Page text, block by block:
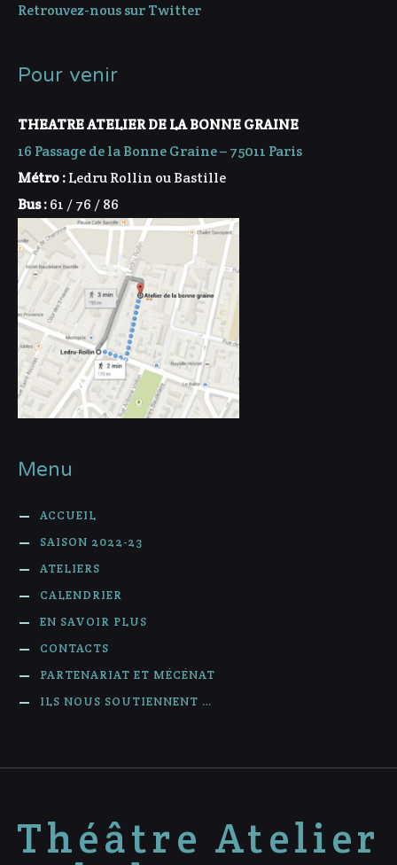
Retrouvez-nous sur Twitter
Pour venir
THEATRE ATELIER DE LA BONNE GRAINE
16 Passage de la Bonne Graine – 75011 Paris
Métro :Ledru Rollin ou Bastille
Bus :61 / 76 / 86
Menu
ACCUEIL
SAISON 2022-23
ATELIERS
CALENDRIER
EN SAVOIR PLUS
CONTACTS
PARTENARIAT ET MÉCÉNAT
ILS NOUS SOUTIENNENT …
Théâtre Atelier